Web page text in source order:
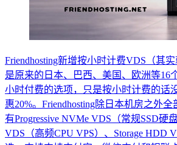
Friendhosting新增按小时计费VDS（其
是原来的日本、巴西、美国、欧洲等16
小时付费的选项，只是按小时计费的话
惠20%。Friendhosting除日本机房之外全
有Progressive NVMe VDS（常规SSD硬
VDS（高频CPU VPS）、Storage HDD